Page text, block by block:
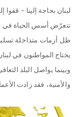
لبنان بحاجة إلينا –
تتعرّض أسس الحياة في
ظل أزمات متداخلة
يحتاج المواطنون في
وبينما يواصل البلد
والأمنية، فقد زادت